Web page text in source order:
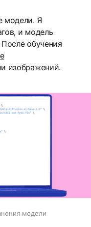
модели. Я
и модель
обучения
изображений.
модели